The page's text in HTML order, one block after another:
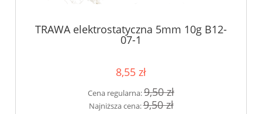
TRAWA elektrostatyczna 5mm 10g B12-
07-1
8,55 zł
Cena regularna:9,50 zł
Najniższa cena:9,50 zł